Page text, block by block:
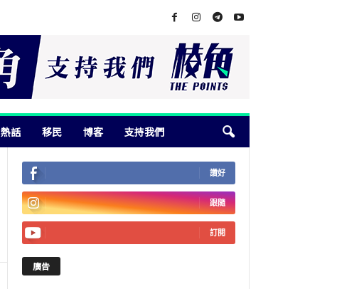
熱話 移民 博客 支持我們
讚好
跟隨
訂閱
廣告